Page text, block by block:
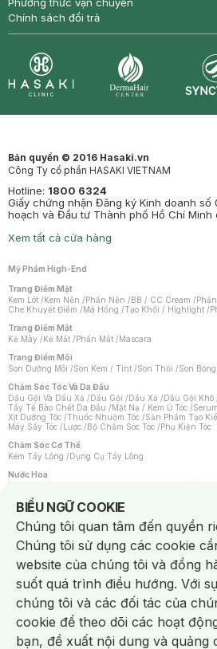
Chính sách đổi trả
Bản quyền © 2016 Hasaki.vn
Công Ty cổ phần HASAKI VIETNAM
Hotline: 1800 6324
Giấy chứng nhận Đăng ký Kinh doanh số
hoạch và Đầu tư Thành phố Hồ Chí Minh
Xem tất cả cửa hàng
Mỹ Phẩm High-End
Trang Điểm Mặt
Kem Lót /Kem Nền /Phấn Nền /BB / CC Cream /
Che Khuyết Điểm /Má Hồng /Tạo Khối / Highlight /
Trang Điểm Mắt
Kẻ Mày /Kẻ Mắt /Phấn Mắt /Mascara
Trang Điểm Môi
Son Dưỡng Môi /Son Kem / Tint /Son Thỏi /Son Bóng
Chăm Sóc Tóc Và Da Đầu
Dầu Gội Và Dầu Xả /Dầu Gội /Dầu Xả /Dầu Gội Khô
Tẩy Tế Bào Chết Da Đầu /Mặt Nạ / Kem Ủ Tóc /
Xịt Dưỡng Tóc /Thuốc Nhuộm Tóc /Sản Phẩm Tạo
Máy Sấy Tóc /Lược /Bộ Chăm Sóc Tóc /Phụ Kiện Tóc
Chăm Sóc Cơ Thể
Kem Tẩy Lông /Dụng Cụ Tẩy Lông
Nước Hoa
Nước Hoa Nữ
Chăm Sóc Cá Nhân
Chống Muỗi /Khẩu Trang /Máy Massage/Mặt Nạ
Sản Phẩm Chăm Sóc Khác /Bàn Chải Đánh Răng /
Hỗ Trợ Trắng Răng/Kem Đánh Răng /Máy Tăm Nước
Tăm / Chỉ Nha Khoa/ Xịt Thơm Miệng / Dung Dịch
Khăn Ướt Vệ Sinh Vùng Kín/Băng Vệ Sinh/Tampon
Máy Cạo Râu
Vấn Đề Về Da
Da Dầu / Lỗ Chân Lông To/ Da Khô / Mất Nước/ Da
Da Nhạy Cảm / Kích Ứng
Da Xỉn Màu Thâm /
Quầng Thâm & Bọng Mắt /Sẹo /Viêm Da Cơ Địa
Dụng Cụ / Phụ Kiện Chăm Sóc Da
BIỂU NGỮ COOKIE
Notice about cookies usage
Chúng tôi quan tâm đến quyền
Chúng tôi sử dụng các cookie
website của chúng tôi và đồng
suốt quá trình điều hướng. Với
chúng tôi và các đối tác của
cookie để theo dõi các hoạt
bạn, đề xuất nội dung và quảng